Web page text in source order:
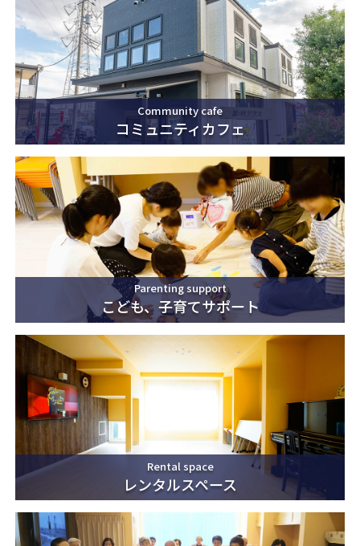
Community cafe
コミュニティカフェ
Parenting support
こども、子育てサポート
Rental space
レンタルスペース